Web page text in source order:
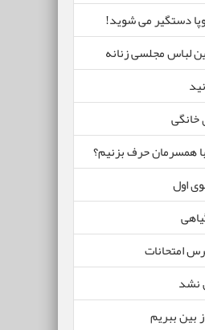
دستگیر می شوید!
لباس مجلسی زنانه
همسرمان حرف بزنیم؟
اول
امتحانات
نشد
ببریم